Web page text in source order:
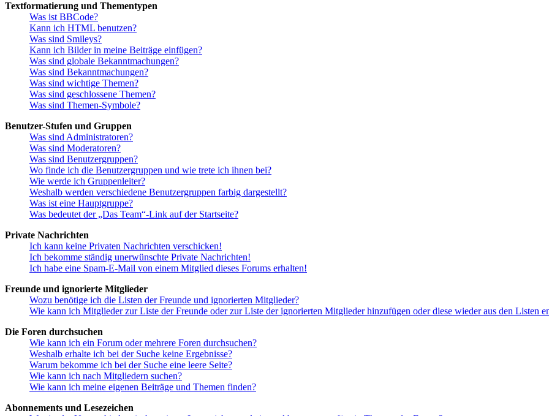
Textformatierung und Thementypen
Was ist BBCode?
Kann ich HTML benutzen?
Was sind Smileys?
Kann ich Bilder in meine Beiträge einfügen?
Was sind globale Bekanntmachungen?
Was sind Bekanntmachungen?
Was sind wichtige Themen?
Was sind geschlossene Themen?
Was sind Themen-Symbole?
Benutzer-Stufen und Gruppen
Was sind Administratoren?
Was sind Moderatoren?
Was sind Benutzergruppen?
Wo finde ich die Benutzergruppen und wie trete ich ihnen bei?
Wie werde ich Gruppenleiter?
Weshalb werden verschiedene Benutzergruppen farbig dargestellt?
Was ist eine Hauptgruppe?
Was bedeutet der „Das Team“-Link auf der Startseite?
Private Nachrichten
Ich kann keine Privaten Nachrichten verschicken!
Ich bekomme ständig unerwünschte Private Nachrichten!
Ich habe eine Spam-E-Mail von einem Mitglied dieses Forums erhalten!
Freunde und ignorierte Mitglieder
Wozu benötige ich die Listen der Freunde und ignorierten Mitglieder?
Wie kann ich Mitglieder zur Liste der Freunde oder zur Liste der ignorierten Mitglieder hinzufügen oder diese wieder aus den Listen
Die Foren durchsuchen
Wie kann ich ein Forum oder mehrere Foren durchsuchen?
Weshalb erhalte ich bei der Suche keine Ergebnisse?
Warum bekomme ich bei der Suche eine leere Seite?
Wie kann ich nach Mitgliedern suchen?
Wie kann ich meine eigenen Beiträge und Themen finden?
Abonnements und Lesezeichen